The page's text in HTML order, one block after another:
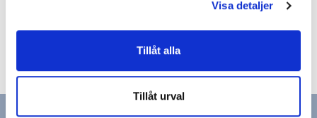
Visa detaljer
Tillåt alla
Tillåt urval